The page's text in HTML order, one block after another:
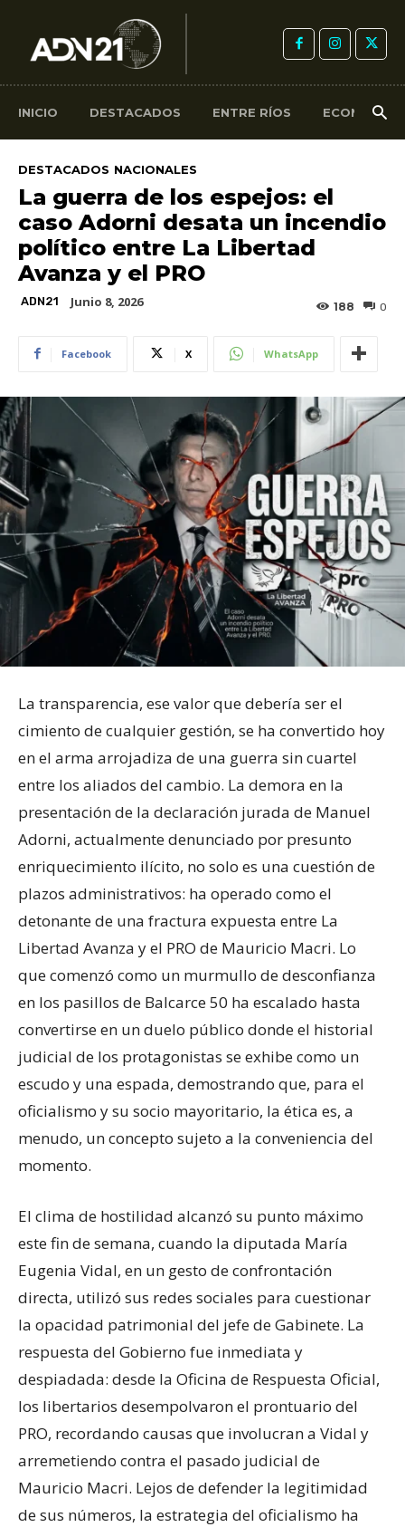
INICIO DESTACADOS ENTRE RÍOS ECONOMÍA
DESTACADOS NACIONALES
La guerra de los espejos: el
caso Adorni desata un incendio
político entre La Libertad
Avanza y el PRO
ADN21 Junio 8, 2026 0
188
Facebook X WhatsApp
La transparencia, ese valor que debería ser el
cimiento de cualquier gestión, se ha convertido hoy
en el arma arrojadiza de una guerra sin cuartel
entre los aliados del cambio. La demora en la
presentación de la declaración jurada de Manuel
Adorni, actualmente denunciado por presunto
enriquecimiento ilícito, no solo es una cuestión de
plazos administrativos: ha operado como el
detonante de una fractura expuesta entre La
Libertad Avanza y el PRO de Mauricio Macri. Lo
que comenzó como un murmullo de desconfianza
en los pasillos de Balcarce 50 ha escalado hasta
convertirse en un duelo público donde el historial
judicial de los protagonistas se exhibe como un
escudo y una espada, demostrando que, para el
oficialismo y su socio mayoritario, la ética es, a
menudo, un concepto sujeto a la conveniencia del
momento.
El clima de hostilidad alcanzó su punto máximo
este fin de semana, cuando la diputada María
Eugenia Vidal, en un gesto de confrontación
directa, utilizó sus redes sociales para cuestionar
la opacidad patrimonial del jefe de Gabinete. La
respuesta del Gobierno fue inmediata y
despiadada: desde la Oficina de Respuesta Oficial,
los libertarios desempolvaron el prontuario del
PRO, recordando causas que involucran a Vidal y
arremetiendo contra el pasado judicial de
Mauricio Macri. Lejos de defender la legitimidad
de sus números, la estrategia del oficialismo ha